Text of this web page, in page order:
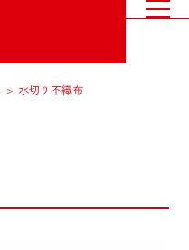
水切り不織布